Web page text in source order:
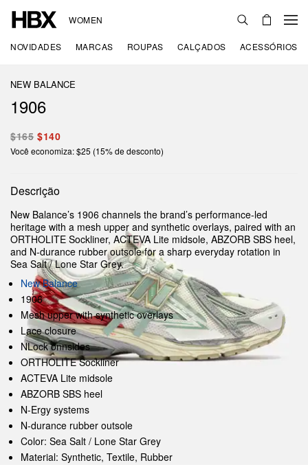
WOMEN
NOVIDADES MARCAS ROUPAS CALÇADOS ACESSÓRIOS
NEW BALANCE
1906
$165 $140
Você economiza: $25 (15% de desconto)
Descrição
New Balance’s 1906 channels the brand’s performance-led
heritage with a mesh upper and synthetic overlays, paired with an
ORTHOLITE Sockliner, ACTEVA Lite midsole, ABZORB SBS heel,
and N-durance rubber outsole for a sharp everyday rotation in
Sea Salt / Lone Star Grey.
New Balance
1906
Mesh upper with synthetic overlays
Lace closure
NLock onnsides
ORTHOLITE Sockliner
ACTEVA Lite midsole
ABZORB SBS heel
N-Ergy systems
N-durance rubber outsole
Color: Sea Salt / Lone Star Grey
Material: Synthetic, Textile, Rubber